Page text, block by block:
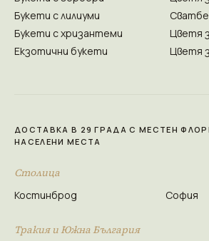
Букети с лилиуми
Букети с хризантеми
Екзотични букети
Цветя
Цветя
ДОСТАВКА В 29 ГРАДА С МЕСТЕН
НАСЕЛЕНИ МЕСТА
Столица
Костинброд София
Тракия и Южна България